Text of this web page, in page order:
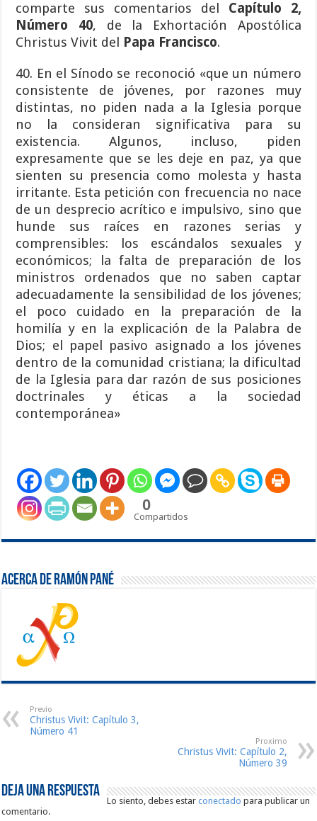
comparte sus comentarios del Capítulo 2,
Número 40, de la Exhortación Apostólica
Christus Vivit del
Papa Francisco.
40. En el Sínodo se reconoció «que un número
consistente de jóvenes, por razones muy
distintas, no piden nada a la Iglesia porque
no la consideran significativa para su
existencia. Algunos, incluso, piden
expresamente que se les deje en paz, ya que
sienten su presencia como molesta y hasta
irritante. Esta petición con frecuencia no nace
de un desprecio acrítico e impulsivo, sino que
hunde sus raíces en razones serias y
comprensibles: los escándalos sexuales y
económicos; la falta de preparación de los
ministros ordenados que no saben captar
adecuadamente la sensibilidad de los jóvenes;
el poco cuidado en la preparación de la
homilía y en la explicación de la Palabra de
Dios; el papel pasivo asignado a los jóvenes
dentro de la comunidad cristiana; la dificultad
de la Iglesia para dar razón de sus posiciones
doctrinales y éticas a la sociedad
contemporánea»
0
Compartidos
Acerca de Ramón Pané
Previo
Christus Vivit: Capítulo 3,
Número 41
Proximo
Christus Vivit: Capítulo 2,
Número 39
Deja una respuesta
Lo siento, debes estarconectado para publicar un
comentario.